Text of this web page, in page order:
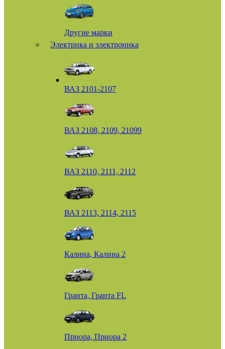
Другие марки
Электрика и электроника
ВАЗ 2101-2107
ВАЗ 2108, 2109, 21099
ВАЗ 2110, 2111, 2112
ВАЗ 2113, 2114, 2115
Калина, Калина 2
Гранта, Гранта FL
Приора, Приора 2